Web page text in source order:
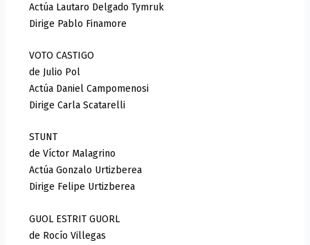
Actúa Lautaro Delgado Tymruk
Dirige Pablo Finamore
VOTO CASTIGO
de Julio Pol
Actúa Daniel Campomenosi
Dirige Carla Scatarelli
STUNT
de Víctor Malagrino
Actúa Gonzalo Urtizberea
Dirige Felipe Urtizberea
GUOL ESTRIT GUORL
de Rocío Villegas